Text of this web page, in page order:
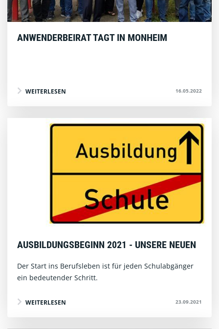
ANWENDERBEIRAT TAGT IN MONHEIM
WEITERLESEN 16.05.2022
AUSBILDUNGSBEGINN 2021 - UNSERE NEUEN
Der Start ins Berufsleben ist für jeden Schulabgänger
ein bedeutender Schritt.
WEITERLESEN 23.09.2021